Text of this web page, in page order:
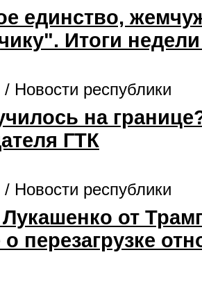
единство,
Итоги
/ Новости республики
на
ГТК
/ Новости республики
от
о перезагрузке